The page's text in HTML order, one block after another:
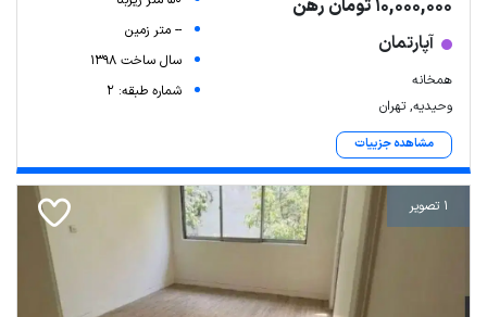
10,000,000 تومان رهن
آپارتمان
همخانه
وحیدیه, تهران
مشاهده جزییات
-- متر زمین
سال ساخت 1398
شماره طبقه: 2
1 تصویر